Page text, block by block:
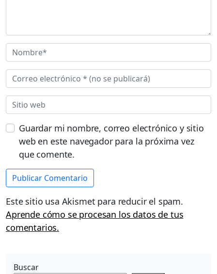
Guardar mi nombre, correo electrónico y sitio
web en este navegador para la próxima vez
que comente.
Este sitio usa Akismet para reducir el spam.
Aprende cómo se procesan los datos de tus
comentarios.
Buscar